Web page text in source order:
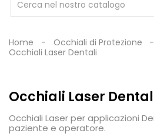
OCCHIALI
DI
Home Occhiali di Protezione
Occhiali Laser Dentali
Occhiali Laser
Occhiali Laser per applicazioni
paziente e operatore.